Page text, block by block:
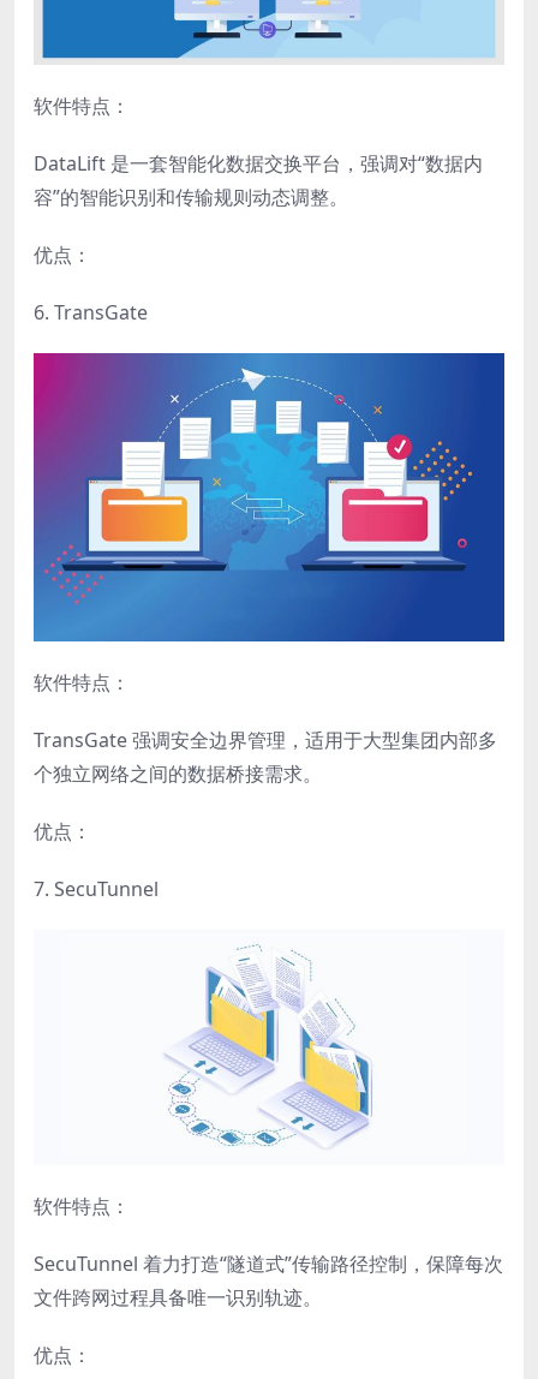
软件特点：
DataLift 是一套智能化数据交换平台，强调对“数据内
容”的智能识别和传输规则动态调整。
优点：
6. TransGate
软件特点：
TransGate 强调安全边界管理，适用于大型集团内部多
个独立网络之间的数据桥接需求。
优点：
7. SecuTunnel
软件特点：
SecuTunnel 着力打造“隧道式”传输路径控制，保障每次
文件跨网过程具备唯一识别轨迹。
优点：